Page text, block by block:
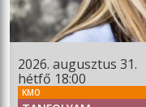
2026. augusztus 31.
hétfő 18:00
KMO